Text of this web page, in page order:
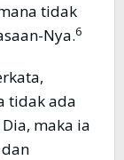
tidak
Nya.6
tidak ada
maka ia